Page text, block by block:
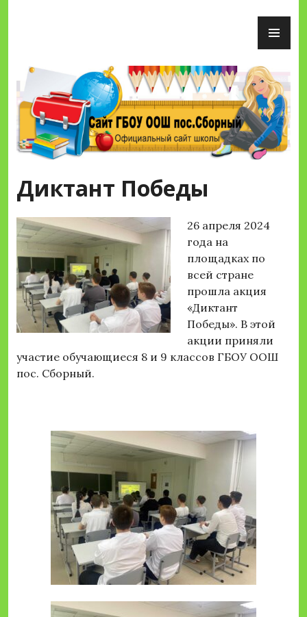
Сайт ГБОУ ООШ пос.Сборный
Диктант Победы
26 апреля 2024
года на
площадках по
всей стране
прошла акция
«Диктант
Победы». В этой
акции приняли
участие обучающиеся 8 и 9 классов ГБОУ ООШ
пос. Сборный.